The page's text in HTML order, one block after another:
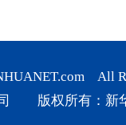
All
司 版权所有：新